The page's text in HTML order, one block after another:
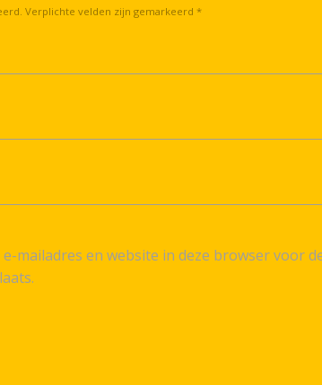
Verplichte velden zijn gemarkeerd *
mailadres en website in deze browser voor